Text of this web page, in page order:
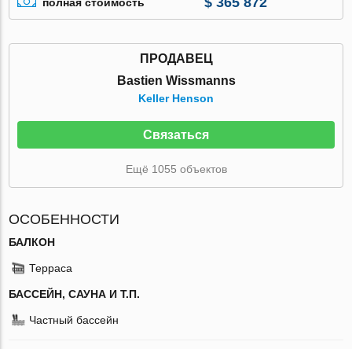
полная стоимость
ПРОДАВЕЦ
Bastien Wissmanns
Keller Henson
Связаться
Ещё 1055 объектов
ОСОБЕННОСТИ
БАЛКОН
Терраса
БАССЕЙН, САУНА И Т.П.
Частный бассейн